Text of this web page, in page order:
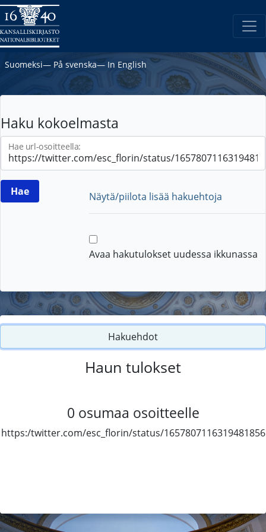
Suomeksi― På svenska― In English
Haku kokoelmasta
Hae url-osoitteella:
Näytä/piilota lisää hakuehtoja
Avaa hakutulokset uudessa ikkunassa
Hakuehdot
Haun tulokset
0 osumaa osoitteelle
https:/twitter.com/esc_florin/status/1657807116319481856